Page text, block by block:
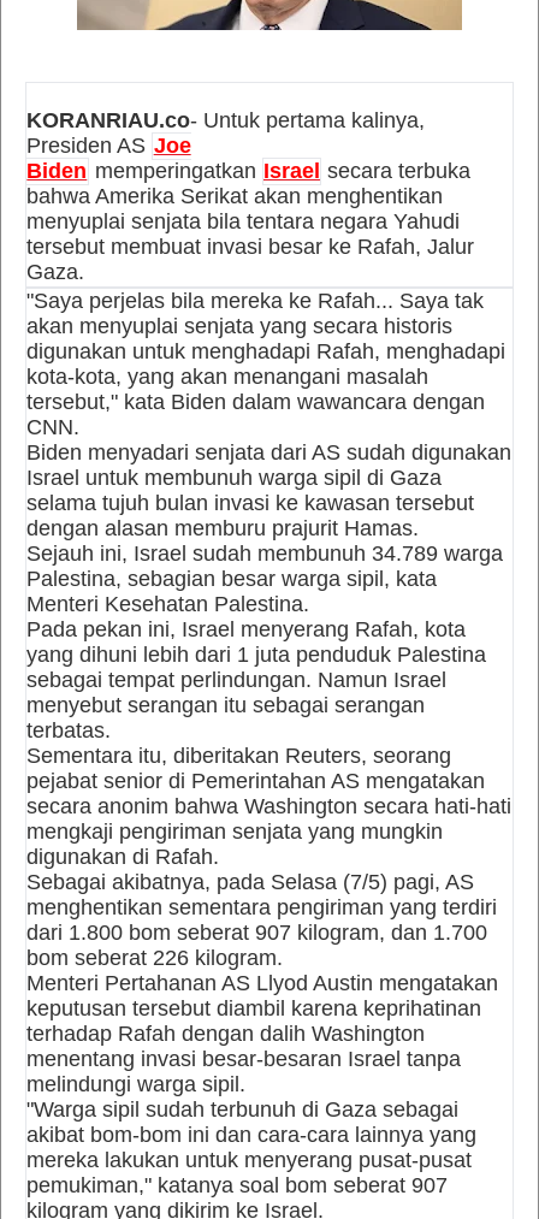
KORANRIAU.co- Untuk pertama kalinya,
Presiden AS Joe
Biden memperingatkan Israel secara terbuka
bahwa Amerika Serikat akan menghentikan
menyuplai senjata bila tentara negara Yahudi
tersebut membuat invasi besar ke Rafah, Jalur
Gaza.
"Saya perjelas bila mereka ke Rafah... Saya tak
akan menyuplai senjata yang secara historis
digunakan untuk menghadapi Rafah, menghadapi
kota-kota, yang akan menangani masalah
tersebut," kata Biden dalam wawancara dengan
CNN.
Biden menyadari senjata dari AS sudah digunakan
Israel untuk membunuh warga sipil di Gaza
selama tujuh bulan invasi ke kawasan tersebut
dengan alasan memburu prajurit Hamas.
Sejauh ini, Israel sudah membunuh 34.789 warga
Palestina, sebagian besar warga sipil, kata
Menteri Kesehatan Palestina.
Pada pekan ini, Israel menyerang Rafah, kota
yang dihuni lebih dari 1 juta penduduk Palestina
sebagai tempat perlindungan. Namun Israel
menyebut serangan itu sebagai serangan
terbatas.
Sementara itu, diberitakan Reuters, seorang
pejabat senior di Pemerintahan AS mengatakan
secara anonim bahwa Washington secara hati-hati
mengkaji pengiriman senjata yang mungkin
digunakan di Rafah.
Sebagai akibatnya, pada Selasa (7/5) pagi, AS
menghentikan sementara pengiriman yang terdiri
dari 1.800 bom seberat 907 kilogram, dan 1.700
bom seberat 226 kilogram.
Menteri Pertahanan AS Llyod Austin mengatakan
keputusan tersebut diambil karena keprihatinan
terhadap Rafah dengan dalih Washington
menentang invasi besar-besaran Israel tanpa
melindungi warga sipil.
"Warga sipil sudah terbunuh di Gaza sebagai
akibat bom-bom ini dan cara-cara lainnya yang
mereka lakukan untuk menyerang pusat-pusat
pemukiman," katanya soal bom seberat 907
kilogram yang dikirim ke Israel.